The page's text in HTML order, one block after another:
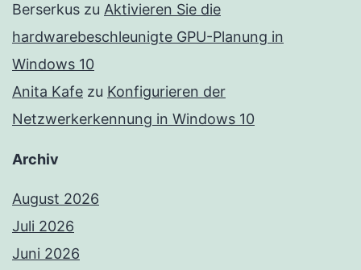
Berserkus zu Aktivieren Sie die
hardwarebeschleunigte GPU-Planung in
Windows 10
Anita Kafe zu Konfigurieren der
Netzwerkerkennung in Windows 10
Archiv
August 2026
Juli 2026
Juni 2026